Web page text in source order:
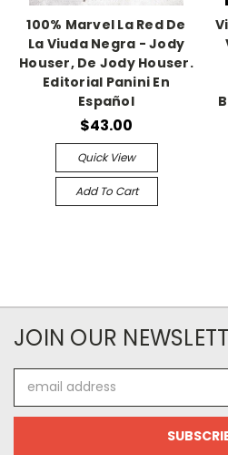
100% Marvel La Red De
La Viuda Negra - Jody
Houser, De Jody Houser.
Editorial Panini En
Español
$43.00
Quick View
Add To Cart
JOIN OUR
Address